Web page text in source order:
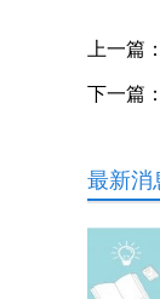
上一篇：
下一篇：
最新消